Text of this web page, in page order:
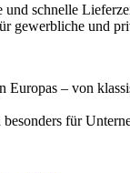
schnelle
gewerbliche und
Europas – von
für